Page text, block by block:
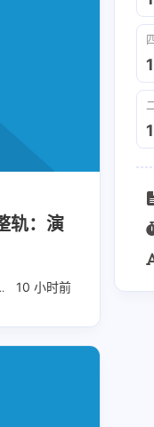
轨：演
10 小时前
华语民谣